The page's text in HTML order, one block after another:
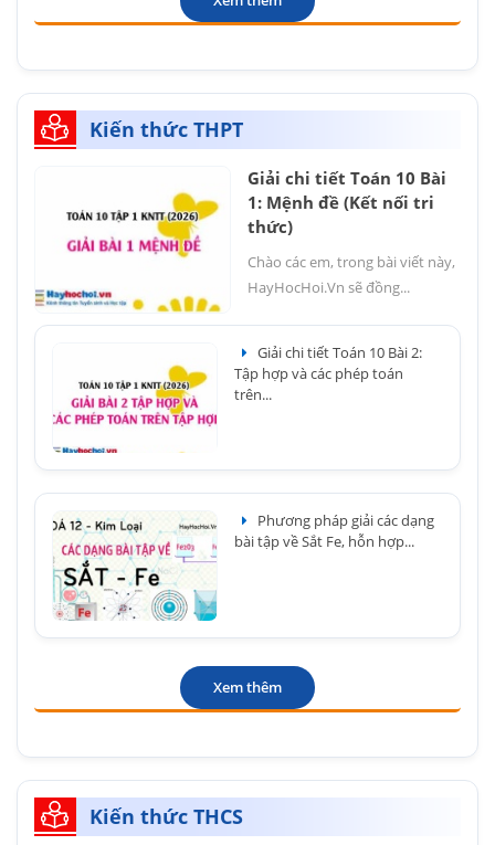
Kiến thức THPT
Giải chi tiết Toán 10 Bài
1: Mệnh đề (Kết nối tri
thức)
Chào các em, trong bài viết này,
HayHocHoi.Vn sẽ đồng...
Giải chi tiết Toán 10 Bài 2:
Tập hợp và các phép toán
trên...
Phương pháp giải các dạng
bài tập về Sắt Fe, hỗn hợp...
Xem thêm
Kiến thức THCS